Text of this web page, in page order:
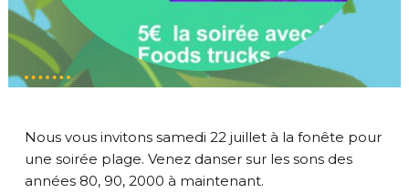
Nous vous invitons samedi 22 juillet à la fonête pour
une soirée plage. Venez danser sur les sons des
années 80, 90, 2000 à maintenant.